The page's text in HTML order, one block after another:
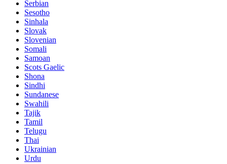
Serbian
Sesotho
Sinhala
Slovak
Slovenian
Somali
Samoan
Scots Gaelic
Shona
Sindhi
Sundanese
Swahili
Tajik
Tamil
Telugu
Thai
Ukrainian
Urdu